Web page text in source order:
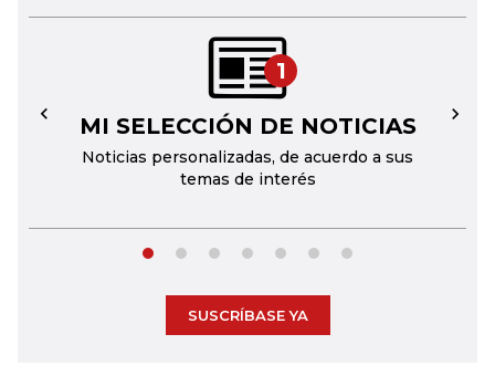
1
MI SELECCIÓN DE NOTICIAS
Noticias personalizadas, de acuerdo a sus
temas de interés
← →
SUSCRÍBASE YA